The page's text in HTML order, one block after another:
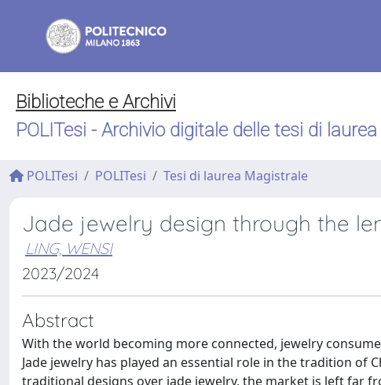
Biblioteche e Archivi
POLITesi - Archivio digitale delle tesi di
POLITesi POLITesi Tesi di laurea Magistrale
Jade jewelry design through the
LING, WENSI
2023/2024
Abstract
With the world becoming more connected, jewelry
Jade jewelry has played an essential role in the tradition of
traditional designs over jade jewelry, the market is left far